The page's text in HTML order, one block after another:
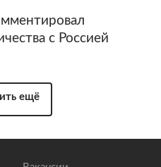
с Россией
ещё